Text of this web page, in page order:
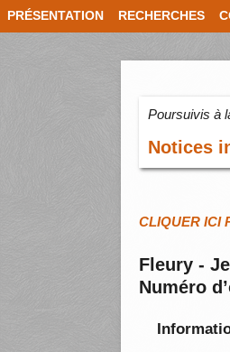
PRÉSENTATION RECHERCHES
Poursuivis à
Notices
CLIQUER ICI
Fleury -
Numéro